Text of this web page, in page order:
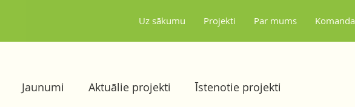
Uz sākumu Projekti Par mums Komanda
Jaunumi Aktuālie projekti Īstenotie projekti